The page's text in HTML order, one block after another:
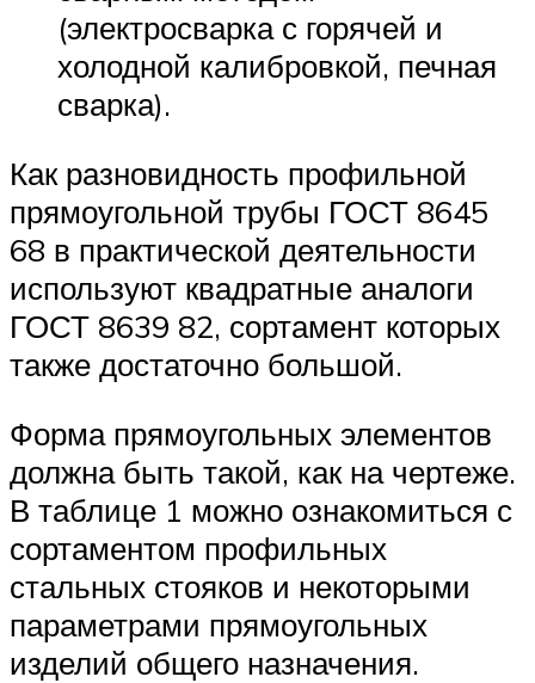
(электросварка с горячей и
холодной калибровкой, печная
сварка).
Как разновидность профильной
прямоугольной трубы ГОСТ 8645
68 в практической деятельности
используют квадратные аналоги
ГОСТ 8639 82, сортамент которых
также достаточно большой.
Форма прямоугольных элементов
должна быть такой, как на чертеже.
В таблице 1 можно ознакомиться с
сортаментом профильных
стальных стояков и некоторыми
параметрами прямоугольных
изделий общего назначения.